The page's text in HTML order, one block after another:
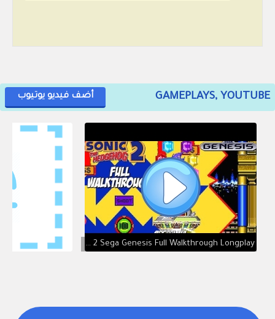
GAMEPLAYS, YOUTUBE أضف فيديو يوتيوب
Sonic the Hedgehog 2 Sega Genesis Full Walkthrough Longplay